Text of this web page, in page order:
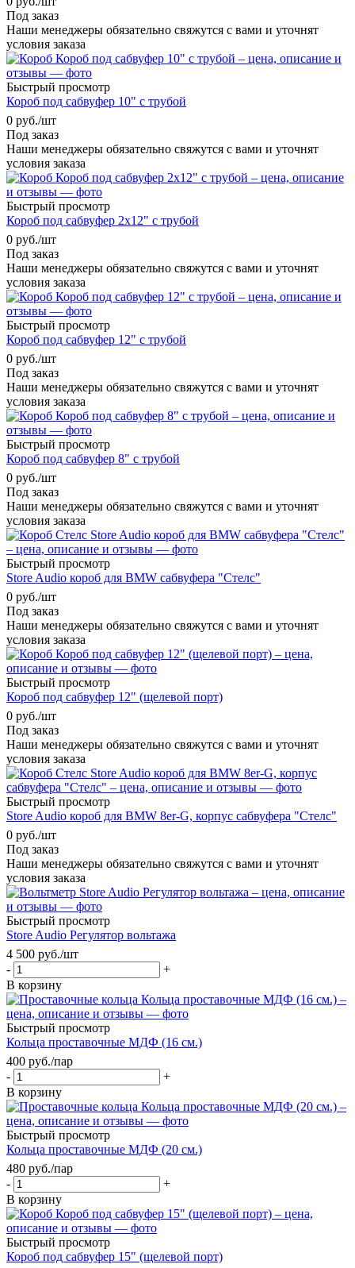
Под заказ
Наши менеджеры обязательно свяжутся с вами и уточнят
условия заказа
Быстрый просмотр
Короб под сабвуфер 10" с трубой
0 руб./шт
Под заказ
Наши менеджеры обязательно свяжутся с вами и уточнят
условия заказа
Быстрый просмотр
Короб под сабвуфер 2x12" с трубой
0 руб./шт
Под заказ
Наши менеджеры обязательно свяжутся с вами и уточнят
условия заказа
Быстрый просмотр
Короб под сабвуфер 12" с трубой
0 руб./шт
Под заказ
Наши менеджеры обязательно свяжутся с вами и уточнят
условия заказа
Быстрый просмотр
Короб под сабвуфер 8" с трубой
0 руб./шт
Под заказ
Наши менеджеры обязательно свяжутся с вами и уточнят
условия заказа
Быстрый просмотр
Store Audio короб для BMW сабвуфера "Стелс"
0 руб./шт
Под заказ
Наши менеджеры обязательно свяжутся с вами и уточнят
условия заказа
Быстрый просмотр
Короб под сабвуфер 12" (щелевой порт)
0 руб./шт
Под заказ
Наши менеджеры обязательно свяжутся с вами и уточнят
условия заказа
Быстрый просмотр
Store Audio короб для BMW 8er-G, корпус сабвуфера "Стелс"
0 руб./шт
Под заказ
Наши менеджеры обязательно свяжутся с вами и уточнят
условия заказа
Быстрый просмотр
Store Audio Регулятор вольтажа
4 500 руб./шт
-
+
В корзину
Быстрый просмотр
Кольца проставочные МДФ (16 см.)
400 руб./пар
-
+
В корзину
Быстрый просмотр
Кольца проставочные МДФ (20 см.)
480 руб./пар
-
+
В корзину
Быстрый просмотр
Короб под сабвуфер 15" (щелевой порт)